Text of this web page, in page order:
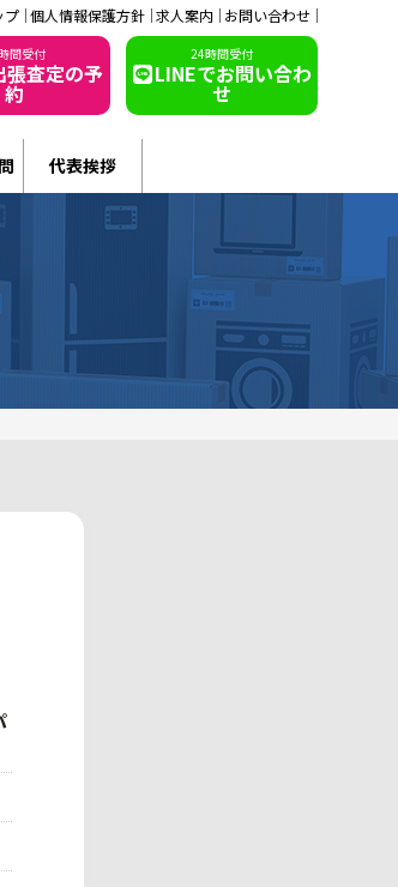
プ 個人情報保護方針 求人案内 お問い合わせ
間受付
張査定の予
約
24時間受付
LINEでお問い合わ
せ
代表挨拶